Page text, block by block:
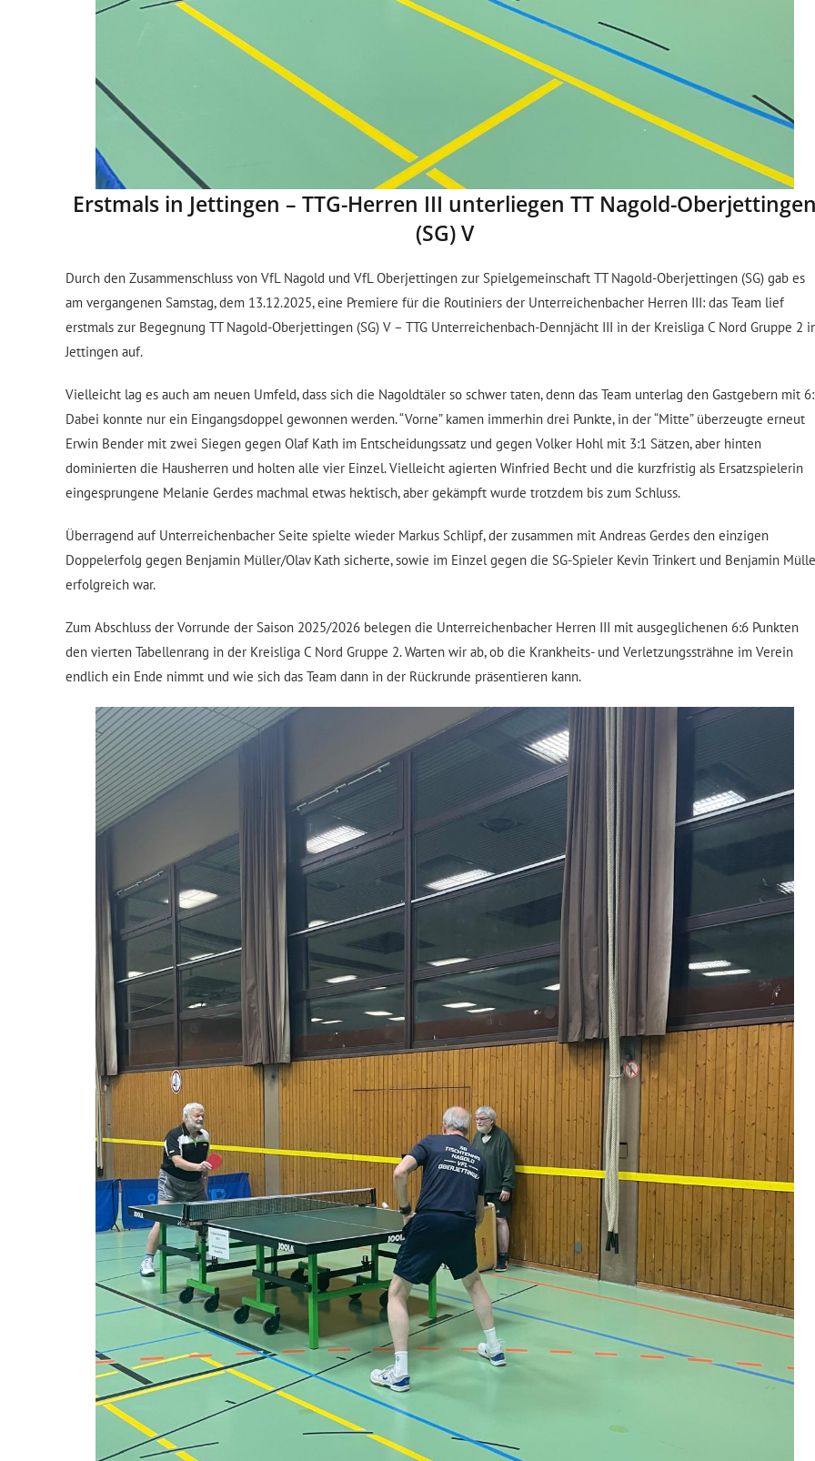
Erstmals in Jettingen – TTG-Herren III unterliegen TT Nagold-Oberjettingen
(SG) V
Durch den Zusammenschluss von VfL Nagold und VfL Oberjettingen zur Spielgemeinschaft TT Nagold-Oberjettingen (SG) gab es
am vergangenen Samstag, dem 13.12.2025, eine Premiere für die Routiniers der Unterreichenbacher Herren III: das Team lief
erstmals zur Begegnung TT Nagold-Oberjettingen (SG) V – TTG Unterreichenbach-Dennjächt III in der Kreisliga C Nord Gruppe 2
Jettingen auf.
Vielleicht lag es auch am neuen Umfeld, dass sich die Nagoldtäler so schwer taten, denn das Team unterlag den Gastgebern mit
Dabei konnte nur ein Eingangsdoppel gewonnen werden. “Vorne” kamen immerhin drei Punkte, in der “Mitte” überzeugte erneut
Erwin Bender mit zwei Siegen gegen Olaf Kath im Entscheidungssatz und gegen Volker Hohl mit 3:1 Sätzen, aber hinten
dominierten die Hausherren und holten alle vier Einzel. Vielleicht agierten Winfried Becht und die kurzfristig als Ersatzspielerin
eingesprungene Melanie Gerdes machmal etwas hektisch, aber gekämpft wurde trotzdem bis zum Schluss.
Überragend auf Unterreichenbacher Seite spielte wieder Markus Schlipf, der zusammen mit Andreas Gerdes den einzigen
Doppelerfolg gegen Benjamin Müller/Olav Kath sicherte, sowie im Einzel gegen die SG-Spieler Kevin Trinkert und Benjamin
erfolgreich war.
Zum Abschluss der Vorrunde der Saison 2025/2026 belegen die Unterreichenbacher Herren III mit ausgeglichenen 6:6 Punkten
den vierten Tabellenrang in der Kreisliga C Nord Gruppe 2. Warten wir ab, ob die Krankheits- und Verletzungssträhne im Verein
endlich ein Ende nimmt und wie sich das Team dann in der Rückrunde präsentieren kann.